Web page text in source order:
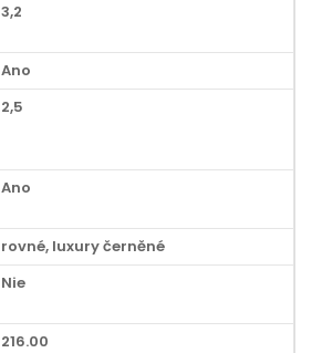
3,2
Ano
2,5
Ano
rovné, luxury černěné
Nie
216.00